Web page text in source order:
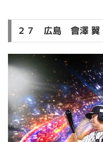
２７ 広島 會澤 翼